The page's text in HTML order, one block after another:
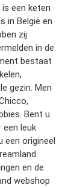
is een keten
in België en
zij
in de
bestaat
gezin. Men
Bent u
leuk
origineel
en de
webshop